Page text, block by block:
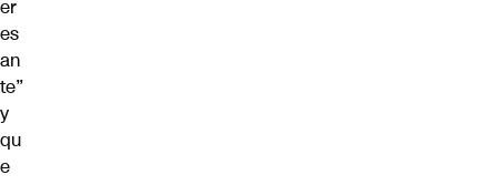
er
es
an
te”
y
qu
e